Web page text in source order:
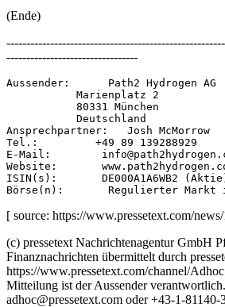
(Ende)
---------------------------------
Aussender:      Path2 Hydrogen AG
           Marienplatz 2
           80331 München
           Deutschland
Ansprechpartner:   Josh McMorrow
Tel.:         +49 89 139288929
E-Mail:
Website:
ISIN(s):       DE000A1A6WB2
[ source: https://www.pressetext.com/
(c) pressetext Nachrichtenagentur GmbH
Finanznachrichten übermittelt durch
https://www.pressetext.com/channel/
Mitteilung ist der Aussender
adhoc@pressetext.com oder +43-1-81140-